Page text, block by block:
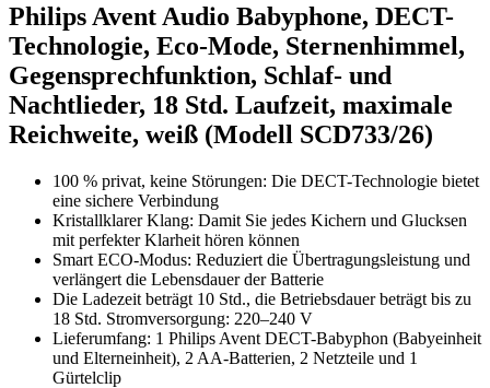
Philips Avent Audio Babyphone, DECT-
Technologie, Eco-Mode, Sternenhimmel,
Gegensprechfunktion, Schlaf- und
Nachtlieder, 18 Std. Laufzeit, maximale
Reichweite, weiß (Modell SCD733/26)
100 % privat, keine Störungen: Die DECT-Technologie bietet
eine sichere Verbindung
Kristallklarer Klang: Damit Sie jedes Kichern und Glucksen
mit perfekter Klarheit hören können
Smart ECO-Modus: Reduziert die Übertragungsleistung und
verlängert die Lebensdauer der Batterie
Die Ladezeit beträgt 10 Std., die Betriebsdauer beträgt bis zu
18 Std. Stromversorgung: 220–240 V
Lieferumfang: 1 Philips Avent DECT-Babyphon (Babyeinheit
und Elterneinheit), 2 AA-Batterien, 2 Netzteile und 1
Gürtelclip